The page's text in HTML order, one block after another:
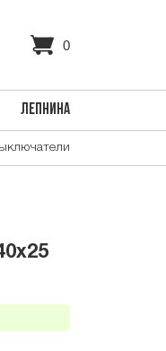
0
ЛЕПНИНА